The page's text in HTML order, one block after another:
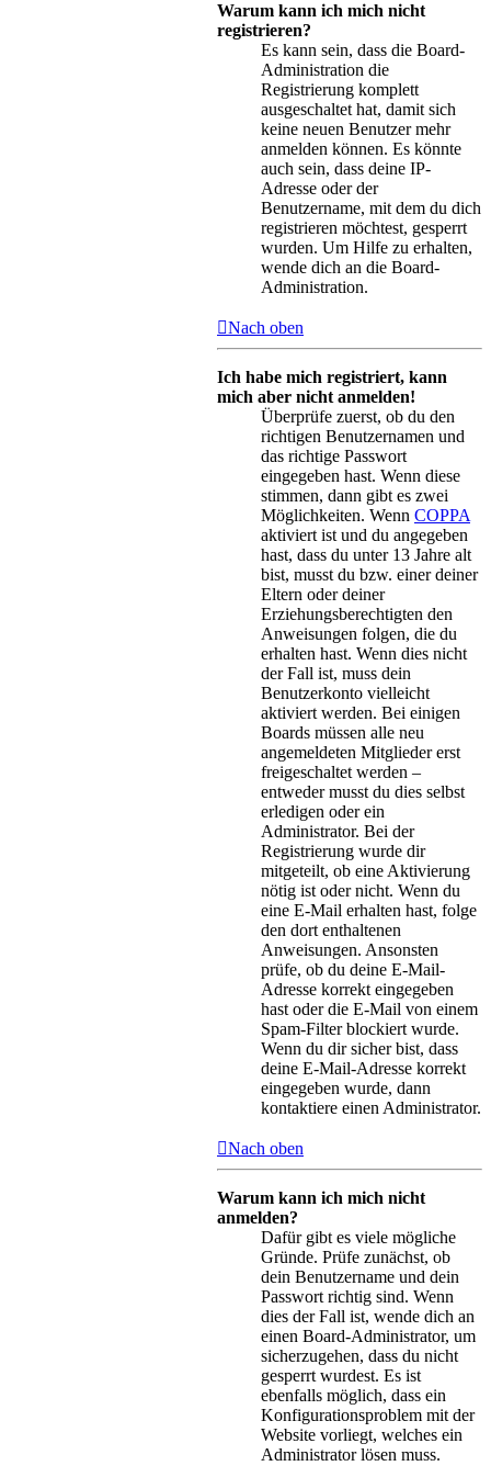
Warum kann ich mich nicht
registrieren?
Es kann sein, dass die Board-
Administration die
Registrierung komplett
ausgeschaltet hat, damit sich
keine neuen Benutzer mehr
anmelden können. Es könnte
auch sein, dass deine IP-
Adresse oder der
Benutzername, mit dem du dich
registrieren möchtest, gesperrt
wurden. Um Hilfe zu erhalten,
wende dich an die Board-
Administration.
Nach oben
Ich habe mich registriert, kann
mich aber nicht anmelden!
Überprüfe zuerst, ob du den
richtigen Benutzernamen und
das richtige Passwort
eingegeben hast. Wenn diese
stimmen, dann gibt es zwei
Möglichkeiten. Wenn COPPA
aktiviert ist und du angegeben
hast, dass du unter 13 Jahre alt
bist, musst du bzw. einer deiner
Eltern oder deiner
Erziehungsberechtigten den
Anweisungen folgen, die du
erhalten hast. Wenn dies nicht
der Fall ist, muss dein
Benutzerkonto vielleicht
aktiviert werden. Bei einigen
Boards müssen alle neu
angemeldeten Mitglieder erst
freigeschaltet werden –
entweder musst du dies selbst
erledigen oder ein
Administrator. Bei der
Registrierung wurde dir
mitgeteilt, ob eine Aktivierung
nötig ist oder nicht. Wenn du
eine E-Mail erhalten hast, folge
den dort enthaltenen
Anweisungen. Ansonsten
prüfe, ob du deine E-Mail-
Adresse korrekt eingegeben
hast oder die E-Mail von einem
Spam-Filter blockiert wurde.
Wenn du dir sicher bist, dass
deine E-Mail-Adresse korrekt
eingegeben wurde, dann
kontaktiere einen Administrator.
Nach oben
Warum kann ich mich nicht
anmelden?
Dafür gibt es viele mögliche
Gründe. Prüfe zunächst, ob
dein Benutzername und dein
Passwort richtig sind. Wenn
dies der Fall ist, wende dich an
einen Board-Administrator, um
sicherzugehen, dass du nicht
gesperrt wurdest. Es ist
ebenfalls möglich, dass ein
Konfigurationsproblem mit der
Website vorliegt, welches ein
Administrator lösen muss.